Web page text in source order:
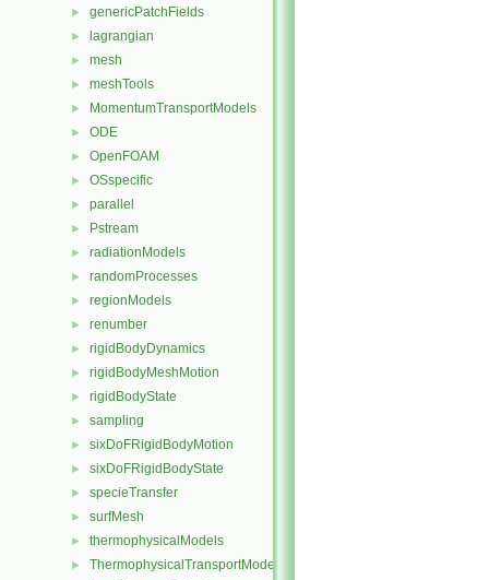
► genericPatchFields
► lagrangian
► mesh
► meshTools
► MomentumTransportModels
► ODE
► OpenFOAM
► OSspecific
► parallel
► Pstream
► radiationModels
► randomProcesses
► regionModels
► renumber
► rigidBodyDynamics
► rigidBodyMeshMotion
► rigidBodyState
► sampling
► sixDoFRigidBodyMotion
► sixDoFRigidBodyState
► specieTransfer
► surfMesh
► thermophysicalModels
► ThermophysicalTransportModels